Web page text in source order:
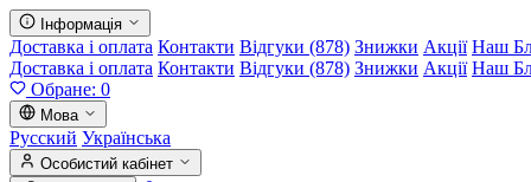
Інформація
Доставка і оплата Контакти Відгуки (878) Знижки Акції Наш
Доставка і оплата Контакти Відгуки (878) Знижки Акції Наш
Обране: 0
Мова
Русский Українська
Особистий кабінет